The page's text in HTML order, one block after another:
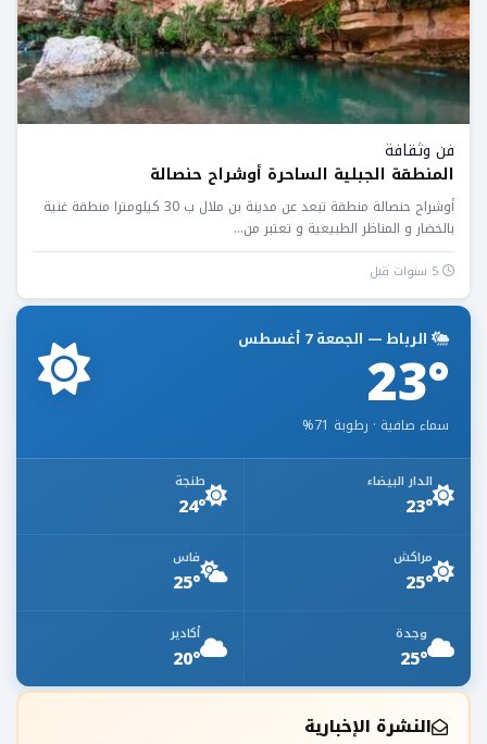
فن وثقافة
المنطقة الجبلية الساحرة أوشراح حنصالة
أوشراح حنصالة منطقة تبعد عن مدينة بن ملال ب 30 كيلومترا منطقة غنية
بالخضار و المناظر الطبيعية و تعتبر من...
الرباط — الجمعة 7 أغسطس
23°
سماء صافية · رطوبة 71%
الدار البيضاء
23°
طنجة
24°
مراكش
25°
فاس
25°
وجدة
25°
أكادير
20°
النشرة الإخبارية